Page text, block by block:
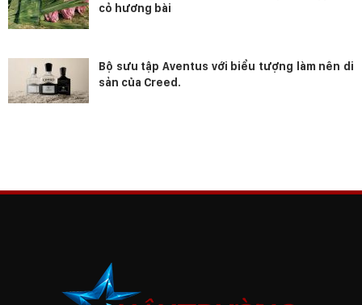
cỏ hương bài
Bộ sưu tập Aventus với biểu tượng làm nên di
sản của Creed.